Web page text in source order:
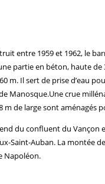
entre 1959 et 1962, le
partie en béton, haute
m. Il sert de prise d’eau
Manosque.Une crue
m de large sont aménagés
du confluent du
Saint-Auban. La montée
Napoléon.